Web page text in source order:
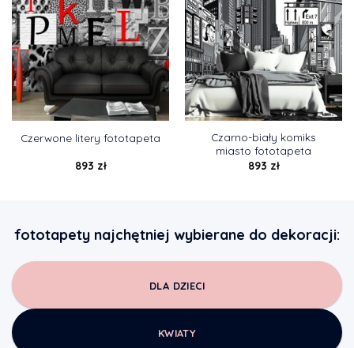
Czerwone litery fototapeta
893 zł
Czarno-biały komiks
miasto fototapeta
893 zł
fototapety najchętniej wybierane do dekoracji:
DLA DZIECI
KWIATY